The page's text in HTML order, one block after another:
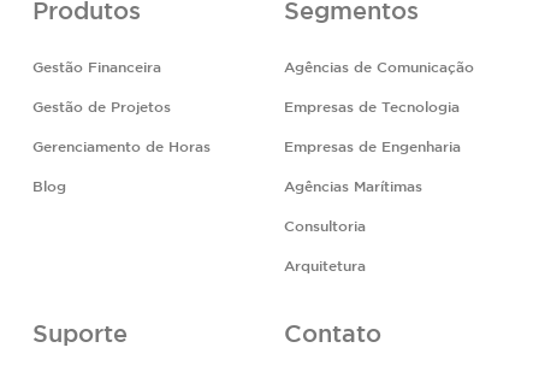
Produtos
Gestão Financeira
Gestão de Projetos
Gerenciamento de Horas
Blog
Segmentos
Agências de Comunicação
Empresas de Tecnologia
Empresas de Engenharia
Agências Marítimas
Consultoria
Arquitetura
Suporte Contato